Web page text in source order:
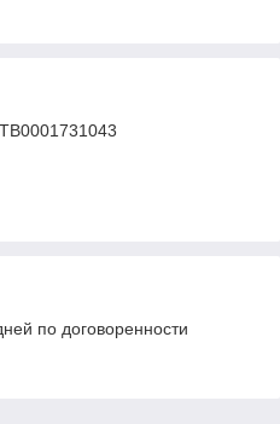
по договоренности